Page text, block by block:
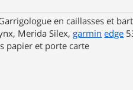
en caillasses et
Merida Silex, garmin edge
papier et porte carte